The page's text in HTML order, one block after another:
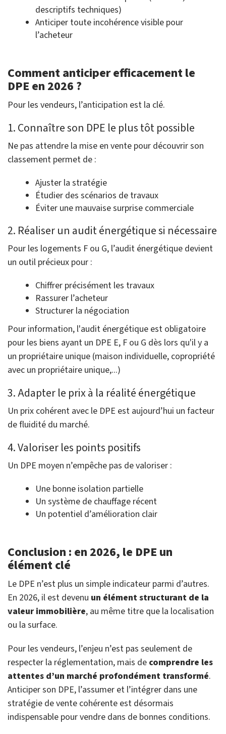
descriptifs techniques)
Anticiper toute incohérence visible pour
l’acheteur
Comment anticiper efficacement le
DPE en 2026 ?
Pour les vendeurs, l’anticipation est la clé.
1. Connaître son DPE le plus tôt possible
Ne pas attendre la mise en vente pour découvrir son
classement permet de :
Ajuster la stratégie
Étudier des scénarios de travaux
Éviter une mauvaise surprise commerciale
2. Réaliser un audit énergétique si nécessaire
Pour les logements F ou G, l’audit énergétique devient
un outil précieux pour :
Chiffrer précisément les travaux
Rassurer l’acheteur
Structurer la négociation
Pour information, l'audit énergétique est obligatoire
pour les biens ayant un DPE E, F ou G dès lors qu'il y a
un propriétaire unique (maison individuelle, copropriété
avec un propriétaire unique,...)
3. Adapter le prix à la réalité énergétique
Un prix cohérent avec le DPE est aujourd’hui un facteur
de fluidité du marché.
4. Valoriser les points positifs
Un DPE moyen n’empêche pas de valoriser :
Une bonne isolation partielle
Un système de chauffage récent
Un potentiel d’amélioration clair
Conclusion : en 2026, le DPE un
élément clé
Le DPE n’est plus un simple indicateur parmi d’autres.
En 2026, il est devenu un élément structurant de la
valeur immobilière, au même titre que la localisation
ou la surface.
Pour les vendeurs, l’enjeu n’est pas seulement de
respecter la réglementation, mais de comprendre les
attentes d’un marché profondément transformé.
Anticiper son DPE, l’assumer et l’intégrer dans une
stratégie de vente cohérente est désormais
indispensable pour vendre dans de bonnes conditions.